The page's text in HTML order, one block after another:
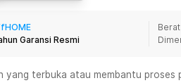
Senin -
Toko Jakarta Barat
Senin -
Toko Tangerang
Garansi Resmi
yang terbuka atau membantu proses